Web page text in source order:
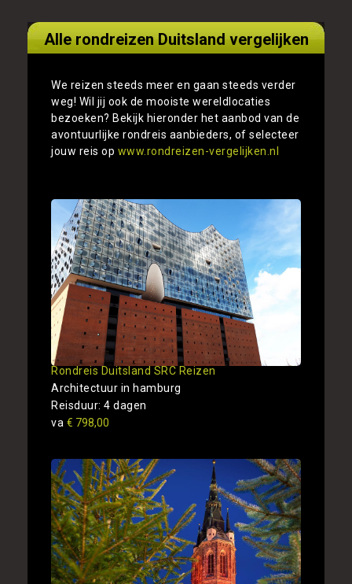
Alle rondreizen Duitsland vergelijken
We reizen steeds meer en gaan steeds verder
weg! Wil jij ook de mooiste wereldlocaties
bezoeken? Bekijk hieronder het aanbod van de
avontuurlijke rondreis aanbieders, of selecteer
jouw reis op www.rondreizen-vergelijken.nl
Rondreis Duitsland SRC Reizen
Architectuur in hamburg
Reisduur: 4 dagen
va € 798,00